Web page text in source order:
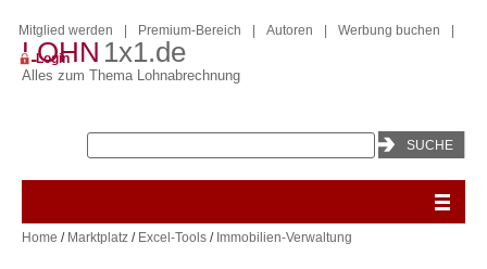
LOHN 1x1.de
Alles zum Thema Lohnabrechnung
Mitglied werden Premium-Bereich Autoren Werbung buchen
Login
Home / Marktplatz / Excel-Tools / Immobilien-Verwaltung